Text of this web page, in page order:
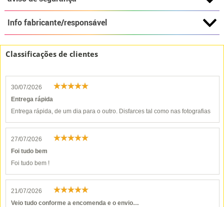
Info fabricante/responsável
Classificações de clientes
30/07/2026
Entrega rápida
Entrega rápida, de um dia para o outro. Disfarces tal como nas fotografias
27/07/2026
Foi tudo bem
Foi tudo bem !
21/07/2026
Veio tudo conforme a encomenda e o envio…